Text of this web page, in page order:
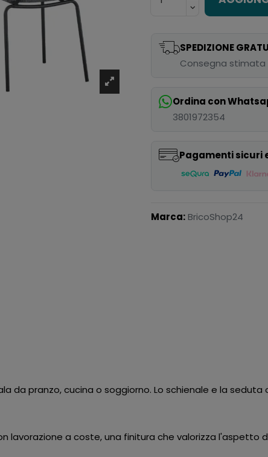
SPEDIZIONE
Consegna stimata
Ordina con
3801972354
Pagamenti sicuri
Marca: BricoShop24
pranzo, cucina o soggiorno. Lo schienale e la
lavorazione a coste, una finitura che valorizza